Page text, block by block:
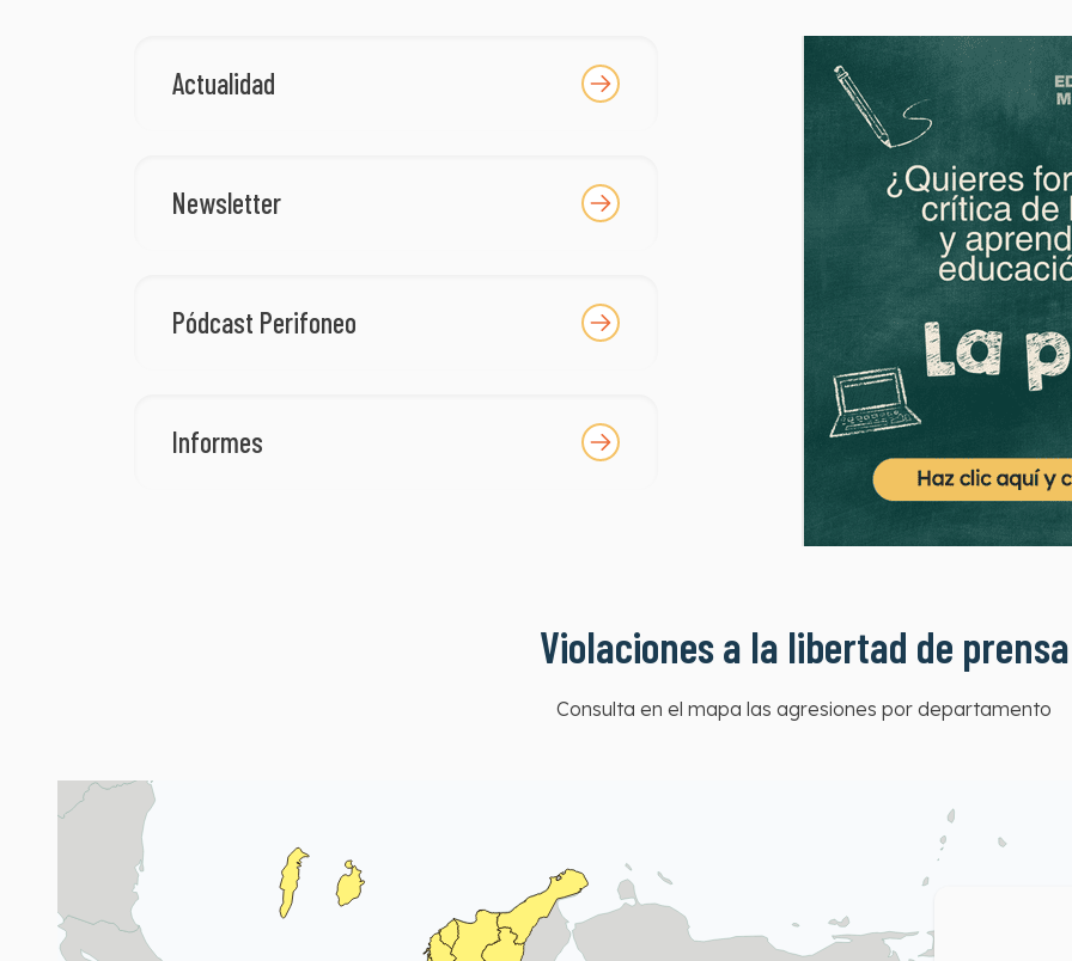
Actualidad
Newsletter
Pódcast Perifoneo
Informes
Violaciones a la libertad de prensa
Consulta en el mapa las agresiones por departamento